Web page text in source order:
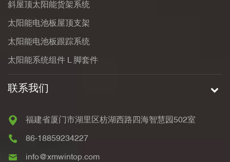
斜屋顶太阳能货架系统
太阳能电池板屋顶支架
太阳能电池板跟踪系统
太阳能系统组件 L 脚套件
联系我们
福建省厦门市湖里区枋湖西路四海智慧园502室
86-18859234227
info@xmwintop.com